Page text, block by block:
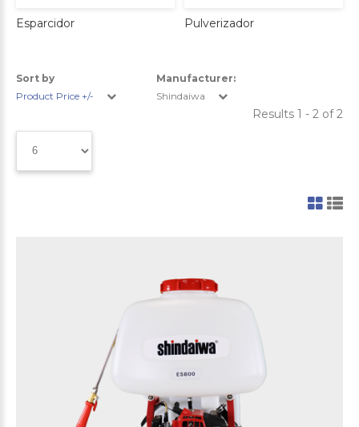
Esparcidor Pulverizador
Sort by
Product Price +/-
Manufacturer:
Shindaiwa
Results 1 - 2 of 2